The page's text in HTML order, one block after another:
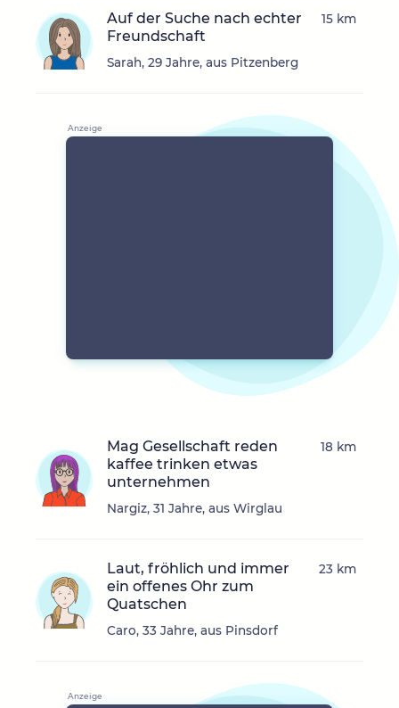
Auf der Suche nach echter
Freundschaft
Sarah, 29 Jahre, aus Pitzenberg
15 km
Mag Gesellschaft reden
kaffee trinken etwas
unternehmen
Nargiz, 31 Jahre, aus Wirglau
18 km
Laut, fröhlich und immer
ein offenes Ohr zum
Quatschen
Caro, 33 Jahre, aus Pinsdorf
23 km